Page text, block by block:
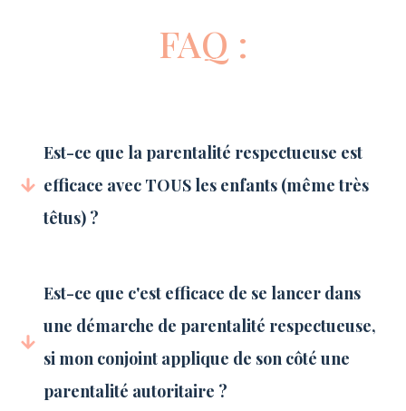
FAQ :
Est-ce que la parentalité respectueuse est
efficace avec TOUS les enfants (même très
têtus) ?
Est-ce que c'est efficace de se lancer dans
une démarche de parentalité respectueuse,
si mon conjoint applique de son côté une
parentalité autoritaire ?